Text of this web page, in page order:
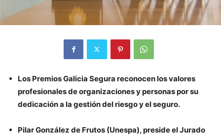
Los Premios Galicia Segura reconocen los valores
profesionales de organizaciones y personas por su
dedicación a la gestión del riesgo y el seguro.
Pilar González de Frutos (Unespa), preside el Jurado